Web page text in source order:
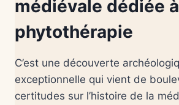
médiévale dédiée
phytothérapie
C’est une découverte
exceptionnelle qui vient de
certitudes sur l’histoire de la